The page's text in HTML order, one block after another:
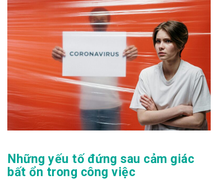
Những yếu tố đứng sau cảm giác
bất ổn trong công việc